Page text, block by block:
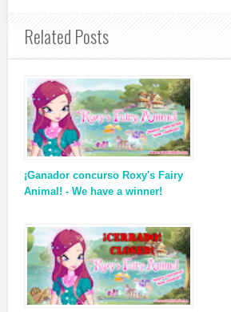
Related Posts
¡Ganador concurso Roxy's Fairy
Animal! - We have a winner!